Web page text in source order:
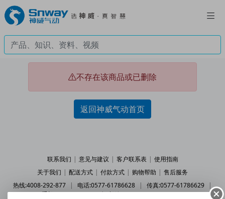
不存在该商品或已删除
返回神威气动首页
联系我们 | 意见与建议 | 客户联系表 | 使用指南
关于我们 | 配送方式 | 付款方式 | 购物帮助 | 售后服务
热线:4008-292-877
| 电话:0577-61786628 | 传真:0577-61786629
|
手机:158 5777 7578 | 邮箱:2227202078@qq.com